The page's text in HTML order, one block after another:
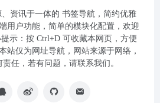
资讯于一体的 书签导航，简约优雅
用户功能，简单的模块化配置，欢迎
示：按 Ctrl+D 可收藏本网页，方便
站仅为网址导航，网站来源于网络，
任，若有问题，请联系我们。